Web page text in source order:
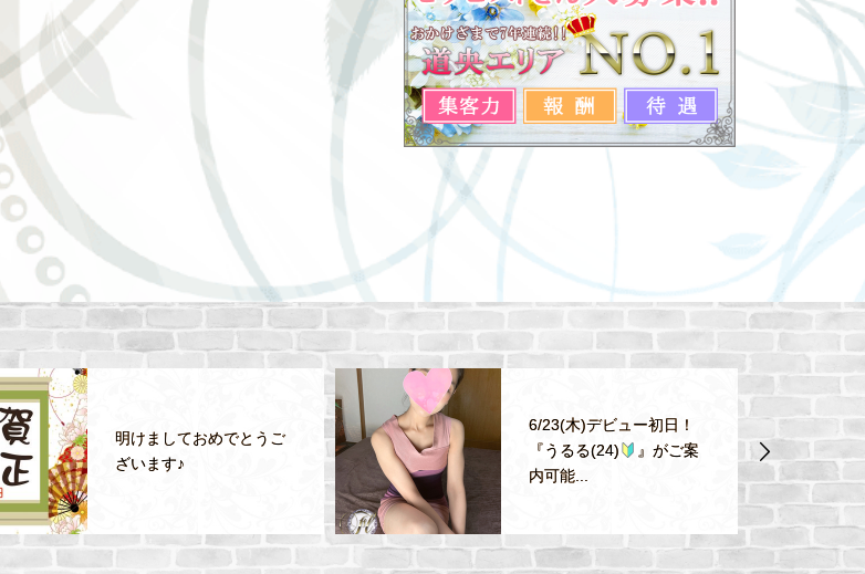
明けましておめでとうご
ざいます♪
6/23(木)デビュー初日！
『うるる(24)
』がご案
内可能...